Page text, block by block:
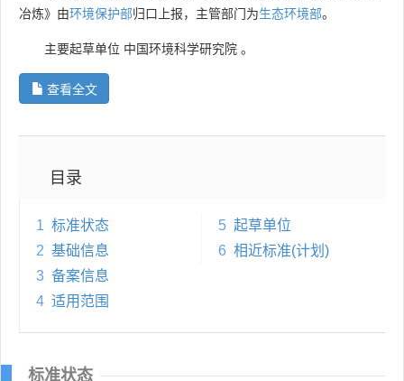
冶炼》由环境保护部归口上报，主管部门为生态环境部。
主要起草单位 中国环境科学研究院 。
查看全文
目录
1 标准状态
2 基础信息
3 备案信息
4 适用范围
5 起草单位
6 相近标准(计划)
标准状态